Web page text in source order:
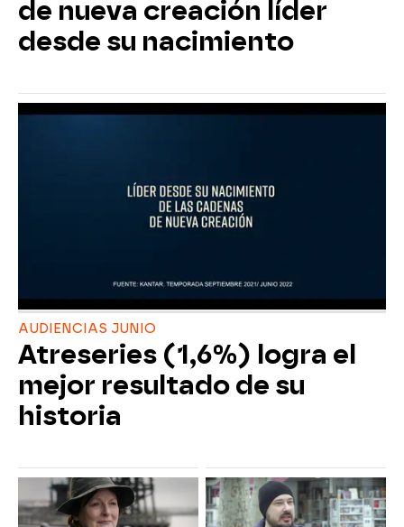
de nueva creación líder
desde su nacimiento
AUDIENCIAS JUNIO
Atreseries (1,6%) logra el
mejor resultado de su
historia